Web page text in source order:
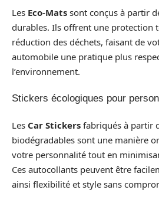
Les Eco-Mats sont conçus à partir
durables. Ils offrent une protection
réduction des déchets, faisant de
automobile une pratique plus
l’environnement.
Stickers écologiques pour
Les Car Stickers fabriqués à partir
biodégradables sont une manière
votre personnalité tout en
Ces autocollants peuvent être
ainsi flexibilité et style sans